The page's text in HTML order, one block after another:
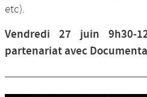
etc).
Vendredi 27 juin 9h30-
partenariat avec